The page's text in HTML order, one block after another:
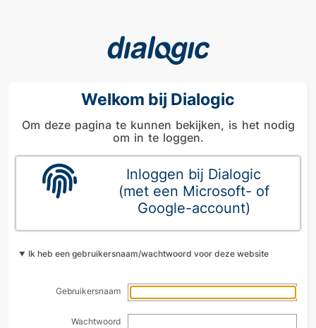
Welkom bij Dialogic
Om deze pagina te kunnen bekijken, is het nodig
om in te loggen.
Inloggen bij Dialogic
(met een Microsoft- of
Google-account)
Ik heb een gebruikersnaam/wachtwoord voor deze website
Gebruikersnaam
Wachtwoord